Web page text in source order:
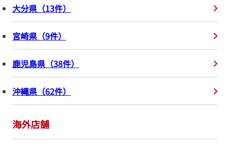
大分県 （13件）
宮崎県 （9件）
鹿児島県 （38件）
沖縄県 （62件）
海外店舗